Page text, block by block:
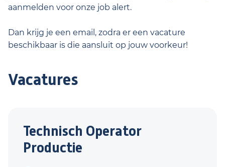
aanmelden voor onze job alert.
Dan krijg je een email, zodra er een vacature
beschikbaar is die aansluit op jouw voorkeur!
Vacatures
Technisch Operator
Productie